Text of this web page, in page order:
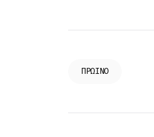
ΠΡΩΙΝΌ